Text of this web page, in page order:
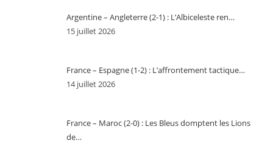
Argentine – Angleterre (2-1) : L’Albiceleste ren…
15 juillet 2026
France – Espagne (1-2) : L’affrontement tactique…
14 juillet 2026
France – Maroc (2-0) : Les Bleus domptent les Lions
de…